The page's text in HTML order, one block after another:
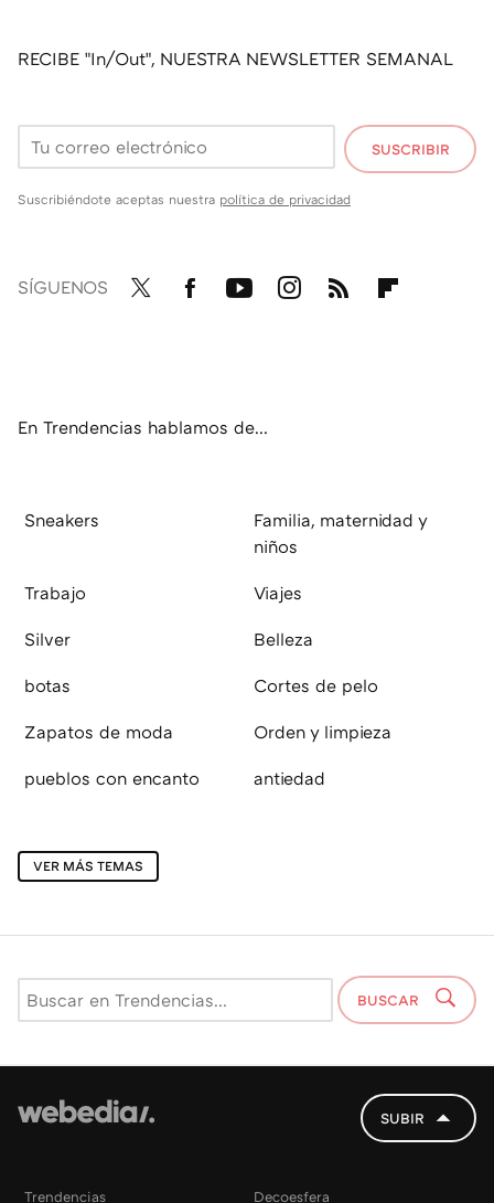
RECIBE "In/Out", NUESTRA NEWSLETTER SEMANAL
SUSCRIBIR
Suscribiéndote aceptas nuestra política de privacidad
SÍGUENOS
En Trendencias hablamos de...
Sneakers
Familia, maternidad y
niños
Trabajo Viajes
Silver Belleza
botas Cortes de pelo
Zapatos de moda Orden y limpieza
pueblos con encanto antiedad
VER MÁS TEMAS
BUSCAR
SUBIR
Trendencias Decoesfera